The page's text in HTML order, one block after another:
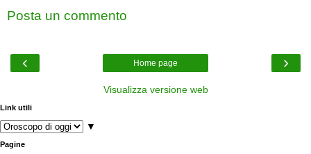
Posta un commento
‹ ›
Home page
Visualizza versione web
Link utili
▼
Pagine